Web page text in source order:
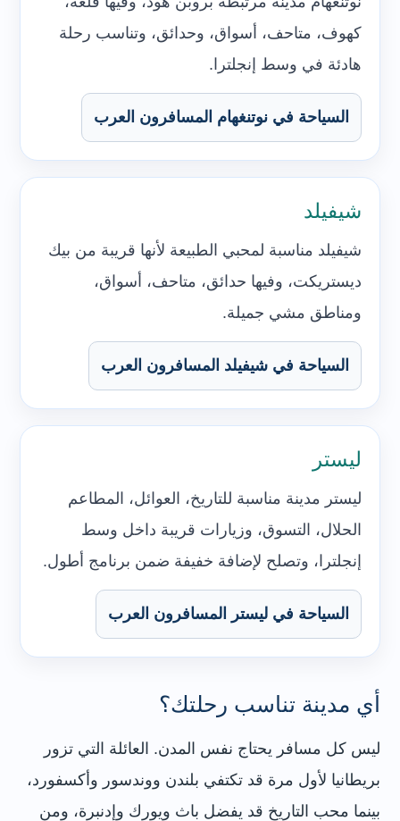
كهوف، متاحف، أسواق، وحدائق، وتناسب رحلة
هادئة في وسط إنجلترا.
السياحة في نوتنغهام المسافرون العرب
شيفيلد
شيفيلد مناسبة لمحبي الطبيعة لأنها قريبة من بيك
ديستريكت، وفيها حدائق، متاحف، أسواق،
ومناطق مشي جميلة.
السياحة في شيفيلد المسافرون العرب
ليستر
ليستر مدينة مناسبة للتاريخ، العوائل، المطاعم
الحلال، التسوق، وزيارات قريبة داخل وسط
إنجلترا، وتصلح لإضافة خفيفة ضمن برنامج أطول.
السياحة في ليستر المسافرون العرب
أي مدينة تناسب رحلتك؟
ليس كل مسافر يحتاج نفس المدن. العائلة التي تزور
بريطانيا لأول مرة قد تكتفي بلندن ووندسور وأكسفورد،
بينما محب التاريخ قد يفضل باث ويورك وإدنبرة، ومن